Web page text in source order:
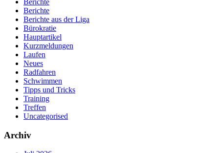
Berichte
Berichte
Berichte aus der Liga
Bürokratie
Hauptartikel
Kurzmeldungen
Laufen
Neues
Radfahren
Schwimmen
Tipps und Tricks
Training
Treffen
Uncategorised
Archiv